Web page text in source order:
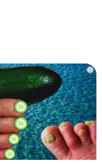
i